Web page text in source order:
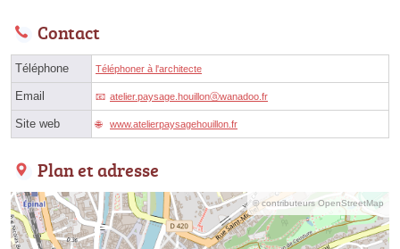
Contact
Téléphone Téléphoner à l'architecte
Email atelier.paysage.houillonⓐwanadoo.fr
Site web www.atelierpaysagehouillon.fr
Plan et adresse
© contributeurs OpenStreetMap